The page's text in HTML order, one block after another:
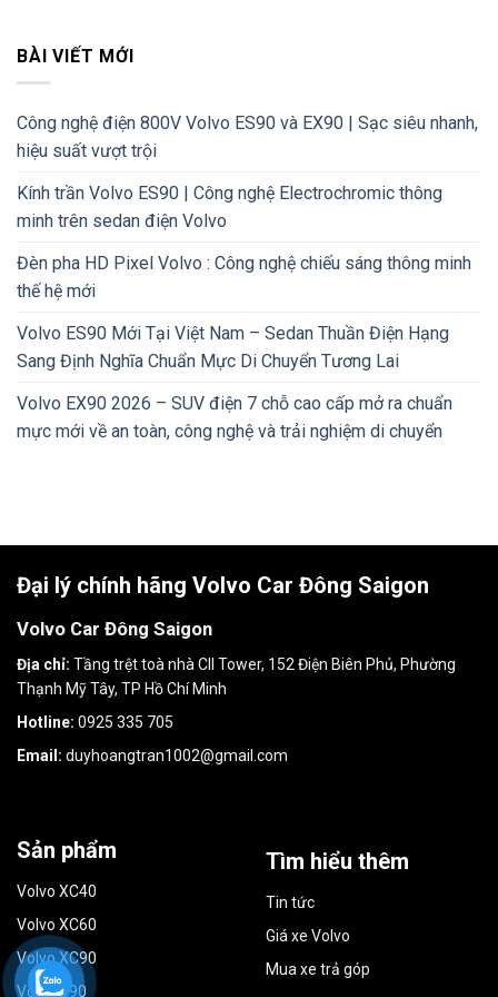
BÀI VIẾT MỚI
Công nghệ điện 800V Volvo ES90 và EX90 | Sạc siêu nhanh,
hiệu suất vượt trội
Kính trần Volvo ES90 | Công nghệ Electrochromic thông
minh trên sedan điện Volvo
Đèn pha HD Pixel Volvo : Công nghệ chiếu sáng thông minh
thế hệ mới
Volvo ES90 Mới Tại Việt Nam – Sedan Thuần Điện Hạng
Sang Định Nghĩa Chuẩn Mực Di Chuyển Tương Lai
Volvo EX90 2026 – SUV điện 7 chỗ cao cấp mở ra chuẩn
mực mới về an toàn, công nghệ và trải nghiệm di chuyển
Đại lý chính hãng Volvo Car Đông Saigon
Volvo Car Đông Saigon
Địa chỉ: Tầng trệt toà nhà CII Tower, 152 Điện Biên Phủ, Phường
Thạnh Mỹ Tây, TP Hồ Chí Minh
Hotline: 0925 335 705
Email: duyhoangtran1002@gmail.com
Sản phẩm
Volvo XC40
Volvo XC60
Volvo XC90
Volvo S90
Tìm hiểu thêm
Tin tức
Giá xe Volvo
Mua xe trả góp